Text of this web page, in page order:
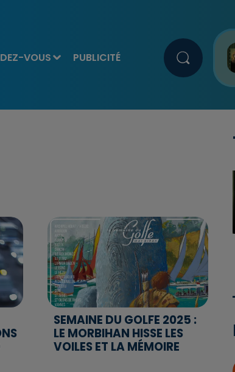
VOUS PUBLICITÉ
SEMAINE DU GOLFE 2025 :
LE MORBIHAN HISSE LES
VOILES ET LA MÉMOIRE